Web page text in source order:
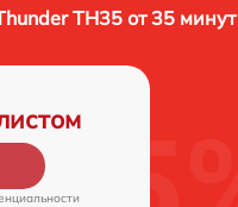
TH35 от 35 минут